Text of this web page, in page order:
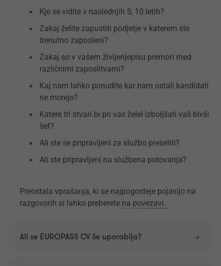
Kje se vidite v naslednjih 5, 10 letih?
Zakaj želite zapustiti podjetje v katerem ste
trenutno zaposleni?
Zakaj so v vašem življenjepisu premori med
različnimi zaposlitvami?
Kaj nam lahko ponudite kar nam ostali kandidati
ne morejo?
Katere tri stvari bi pri vas želel izboljšati vaš bivši
šef?
Ali ste se pripravljeni za službo preseliti?
Ali ste pripravljeni na službena potovanja?
Preostala vprašanja, ki se najpogosteje pojavijo na
razgovorih si lahko preberete na povezavi.
Ali se EUROPASS CV še uporablja?